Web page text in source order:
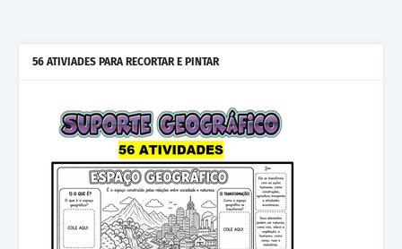
56 ATIVIADES PARA RECORTAR E PINTAR